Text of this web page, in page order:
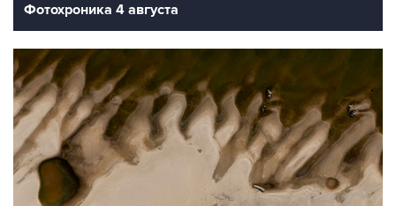
Фотохроника 4 августа